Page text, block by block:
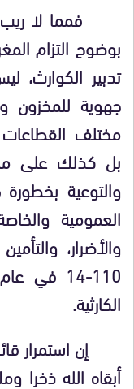
فمما لا ريب
بوضوح التزام
تدبير
جهوية للمخزون
مختلف
بل كذلك على
والتوعية
العمومية
والأضرار،
الكارثية.
إن استمرار
أبقاه الله ذخرا